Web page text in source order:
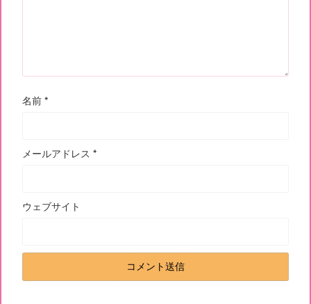
名前 *
メールアドレス *
ウェブサイト